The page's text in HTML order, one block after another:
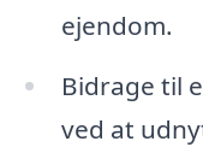
ejendom.
Bidrage til
ved at